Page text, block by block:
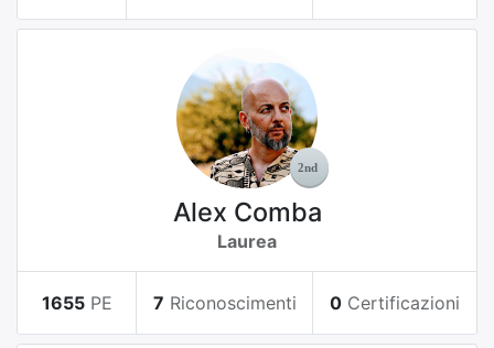
Alex Comba
Laurea
1655 PE 7 Riconoscimenti 0 Certificazioni